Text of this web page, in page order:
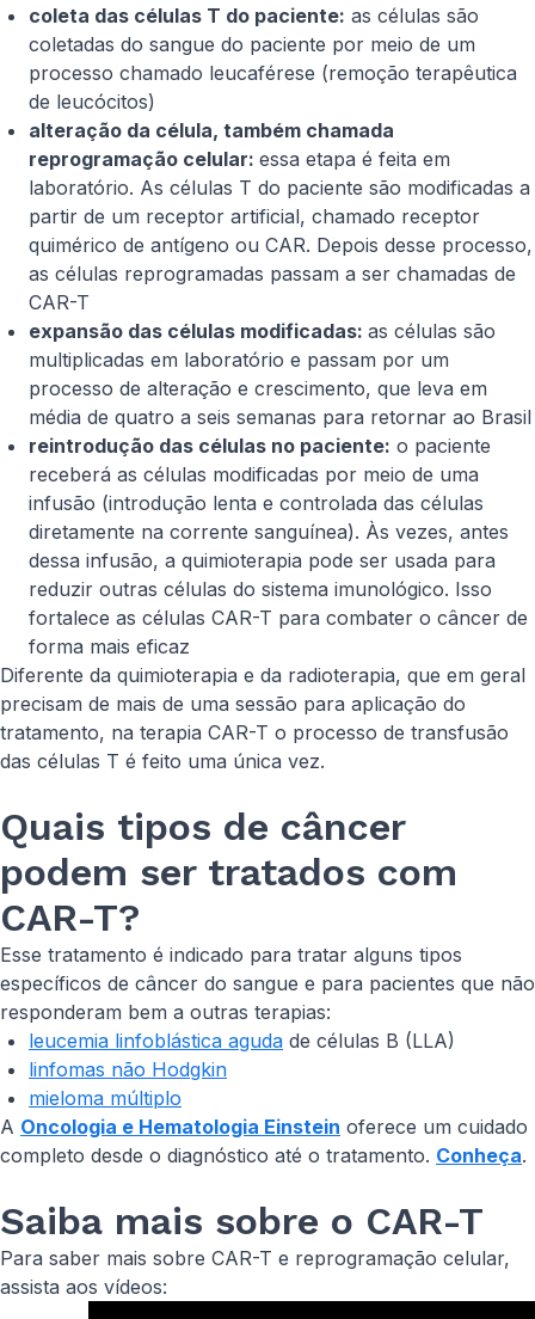
coleta das células T do paciente: as células são
coletadas do sangue do paciente por meio de um
processo chamado leucaférese (remoção terapêutica
de leucócitos)
alteração da célula, também chamada
reprogramação celular: essa etapa é feita em
laboratório. As células T do paciente são modificadas a
partir de um receptor artificial, chamado receptor
quimérico de antígeno ou CAR. Depois desse processo,
as células reprogramadas passam a ser chamadas de
CAR-T
expansão das células modificadas: as células são
multiplicadas em laboratório e passam por um
processo de alteração e crescimento, que leva em
média de quatro a seis semanas para retornar ao Brasil
reintrodução das células no paciente: o paciente
receberá as células modificadas por meio de uma
infusão (introdução lenta e controlada das células
diretamente na corrente sanguínea). Às vezes, antes
dessa infusão, a quimioterapia pode ser usada para
reduzir outras células do sistema imunológico. Isso
fortalece as células CAR-T para combater o câncer de
forma mais eficaz
Diferente da quimioterapia e da radioterapia, que em geral
precisam de mais de uma sessão para aplicação do
tratamento, na terapia CAR-T o processo de transfusão
das células T é feito uma única vez.
Quais tipos de câncer
podem ser tratados com
CAR-T?
Esse tratamento é indicado para tratar alguns tipos
específicos de câncer do sangue e para pacientes que não
responderam bem a outras terapias:
leucemia linfoblástica aguda de células B (LLA)
linfomas não Hodgkin
mieloma múltiplo
A Oncologia e Hematologia Einstein oferece um cuidado
completo desde o diagnóstico até o tratamento. Conheça.
Saiba mais sobre o CAR-T
Para saber mais sobre CAR-T e reprogramação celular,
assista aos vídeos: